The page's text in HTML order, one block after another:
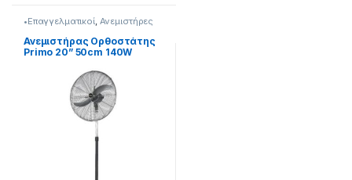
•Επαγγελματικοί, Ανεμιστήρες
Ανεμιστήρας Ορθοστάτης
Primo 20” 50cm 140W